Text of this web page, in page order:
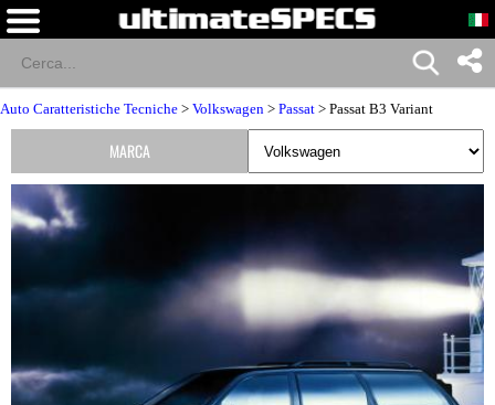
Auto Caratteristiche Tecniche > Volkswagen > Passat > Passat B3 Variant
MARCA